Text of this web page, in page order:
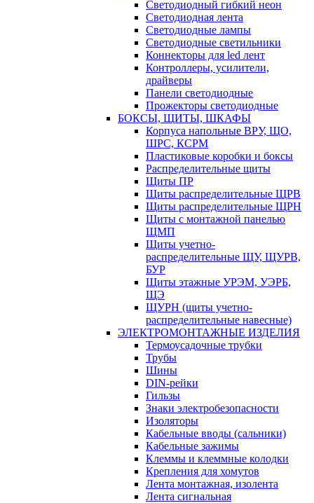
Светодиодный гибкий неон
Светодиодная лента
Светодиодные лампы
Светодиодные светильники
Коннекторы для led лент
Контроллеры, усилители,
драйверы
Панели светодиодные
Прожекторы светодиодные
БОКСЫ, ЩИТЫ, ШКАФЫ
Корпуса напольные ВРУ, ЩО,
ШРС, КСРМ
Пластиковые коробки и боксы
Распределительные щиты
Щиты ПР
Щиты распределительные ЩРВ
Щиты распределительные ЩРН
Щиты с монтажной панелью
ЩМП
Щиты учетно-
распределительные ЩУ, ЩУРВ,
БУР
Щиты этажные УРЭМ, УЭРБ,
ЩЭ
ЩУРН (щиты учетно-
распределительные навесные)
ЭЛЕКТРОМОНТАЖНЫЕ ИЗДЕЛИЯ
Термоусадочные трубки
Трубы
Шины
DIN-рейки
Гильзы
Знаки электробезопасности
Изоляторы
Кабельные вводы (сальники)
Кабельные зажимы
Клеммы и клеммные колодки
Крепления для хомутов
Лента монтажная, изолента
Лента сигнальная